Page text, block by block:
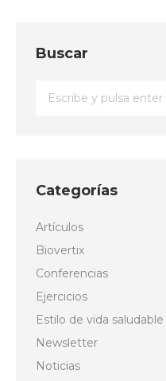
Buscar
Buscar:
Categorías
Artículos
Biovertix
Conferencias
Ejercicios
Estilo de vida saludable
Newsletter
Noticias